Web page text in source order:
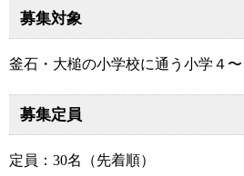
募集対象
釜石・大槌の小学校に通う小学４
募集定員
定員：30名（先着順）